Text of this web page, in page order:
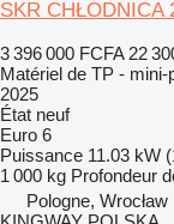
SKR CHŁODNICA
3 396 000 FCFA 22
Matériel de TP - mini-
2025
État neuf
Euro 6
Puissance 11.03 kW
1 000 kg Profondeur
Pologne, Wrocław